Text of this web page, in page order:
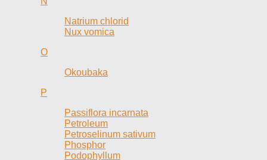
Natrium chlorid
Nux vomica
O
Okoubaka
P
Passiflora incarnata
Petroleum
Petroselinum sativum
Phosphor
Podophyllum